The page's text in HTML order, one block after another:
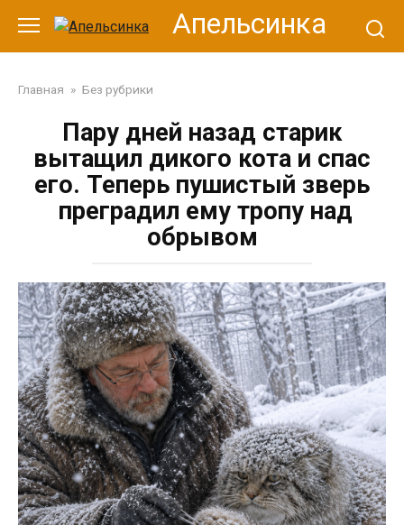
контенту
Апельсинка
Главная » Без рубрики
Пару дней назад старик
вытащил дикого кота и спас
его. Теперь пушистый зверь
преградил ему тропу над
обрывом